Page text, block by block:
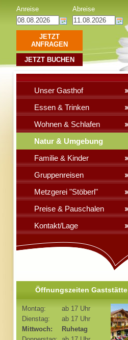
Öffnungszeiten Gaststätte
Montag:
ab 17 Uhr
Dienstag:
ab 17 Uhr
Mittwoch:
Ruhetag
Unser Gasthof
Essen & Trinken
Wohnen & Schlafen
Natur & Umgebung
Familie & Kinder
Gruppenreisen
Metzgerei "Stöberl"
Preise & Pauschalen
Kontakt/Lage
Anreise Abreise
JETZT
ANFRAGEN
JETZT BUCHEN